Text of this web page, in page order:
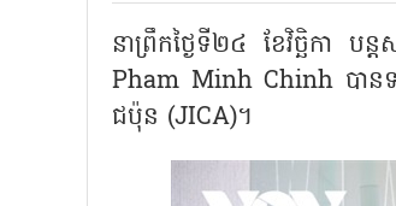
នាព្រឹកថ្ងៃទី២៤ ខែវិច្ឆិកា ប
Pham Minh Chinh បានទ
ជប៉ុន (JICA)។